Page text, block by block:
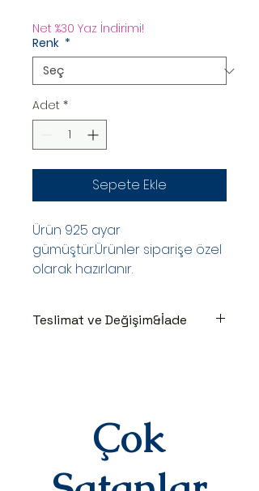
Net %30 Yaz İndirimi!
Renk *
Adet *
Sepete Ekle
Ürün 925 ayar
gümüştür.Ürünler siparişe özel
olarak hazırlanır.
Teslimat ve Değişim&İade
edilir.Kargoya teslim edildiğinde
takip numaranız,anlaşmalı kargo
firmamız olan Yurtiçi Kargo
tarafından size sms olarak iletilir.
DEĞİŞİM&İADE
Çok